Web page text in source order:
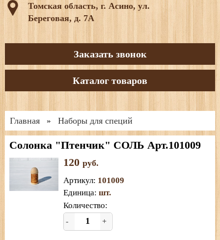
Томская область, г. Асино, ул.
Береговая, д. 7А
Заказать звонок
Каталог товаров
Главная » Наборы для специй
Солонка "Птенчик" СОЛЬ Арт.101009
120 руб.
Артикул: 101009
Единица: шт.
Количество:
- +